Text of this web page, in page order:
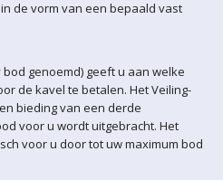
de vorm van een bepaald vast
genoemd) geeft u aan welke
de kavel te betalen. Het Veiling-
bieding van een derde
voor u wordt uitgebracht. Het
voor u door tot uw maximum bod